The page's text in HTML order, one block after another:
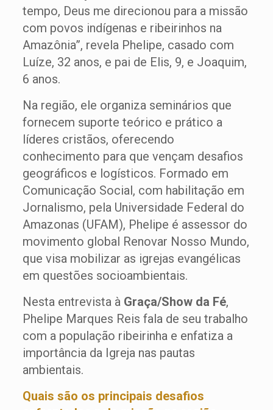
tempo, Deus me direcionou para a missão
com povos indígenas e ribeirinhos na
Amazônia”, revela Phelipe, casado com
Luíze, 32 anos, e pai de Elis, 9, e Joaquim,
6 anos.
Na região, ele organiza seminários que
fornecem suporte teórico e prático a
líderes cristãos, oferecendo
conhecimento para que vençam desafios
geográficos e logísticos. Formado em
Comunicação Social, com habilitação em
Jornalismo, pela Universidade Federal do
Amazonas (UFAM), Phelipe é assessor do
movimento global Renovar Nosso Mundo,
que visa mobilizar as igrejas evangélicas
em questões socioambientais.
Nesta entrevista à Graça/Show da Fé,
Phelipe Marques Reis fala de seu trabalho
com a população ribeirinha e enfatiza a
importância da Igreja nas pautas
ambientais.
Quais são os principais desafios